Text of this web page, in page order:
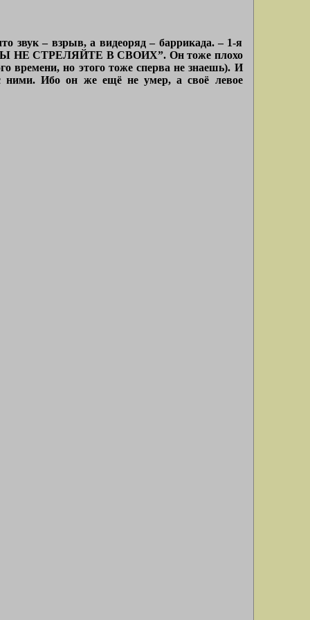
звук – взрыв, а видеоряд – баррикада. – 1-я
НЕ СТРЕЛЯЙТЕ В СВОИХ”. Он тоже плохо
времени, но этого тоже сперва не знаешь). И
с ними. Ибо он же ещё не умер, а своё левое